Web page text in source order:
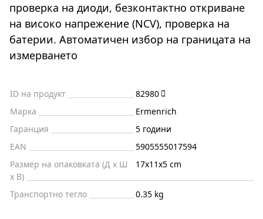
проверка на диоди, безконтактно откриване
на високо напрежение (NCV), проверка на
батерии. Автоматичен избор на границата на
измерването
ID на продукт
82980
Марка
Ermenrich
Гаранция
5 години
EAN
5905555017594
Размер на опаковката (Д x Ш
x В)
17x11x5 cm
Транспортно тегло 0.35 kg